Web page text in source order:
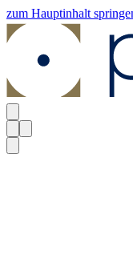
zum Hauptinhalt